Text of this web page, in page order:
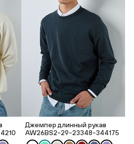
Джемпер длинный рукав
AW26BS2-29-23348-344175